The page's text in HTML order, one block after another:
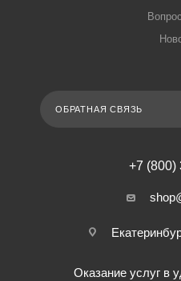
ОБРАТНАЯ СВЯЗЬ
+7 (800)
Оказание услуг в